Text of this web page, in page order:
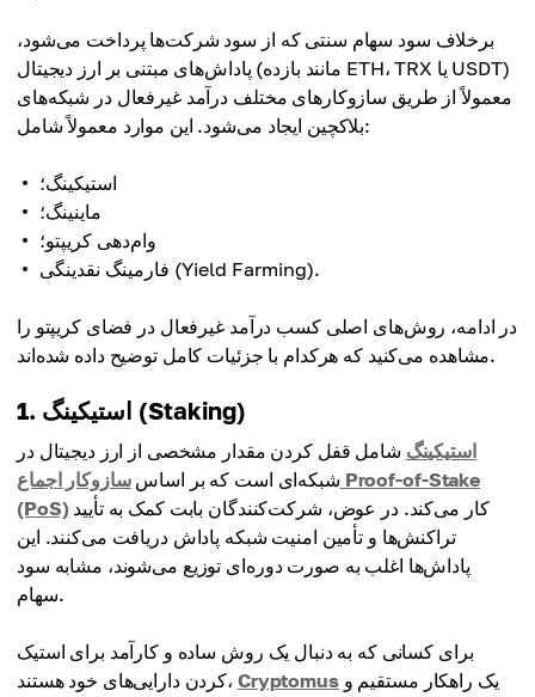
برخلاف سود سهام سنتی که از سود شرکت‌ها پرداخت می‌شود،
پاداش‌های مبتنی بر ارز دیجیتال (مانند بازده ETH، TRX یا USDT)
معمولاً از طریق سازوکارهای مختلف درآمد غیرفعال در شبکه‌های
بلاکچین ایجاد می‌شود. این موارد معمولاً شامل:
استیکینگ؛
ماینینگ؛
وام‌دهی کریپتو؛
فارمینگ نقدینگی (Yield Farming).
در ادامه، روش‌های اصلی کسب درآمد غیرفعال در فضای کریپتو را
مشاهده می‌کنید که هرکدام با جزئیات کامل توضیح داده شده‌اند.
1. استیکینگ (Staking)
استیکینگ شامل قفل کردن مقدار مشخصی از ارز دیجیتال در
شبکه‌ای است که بر اساسسازوکار اجماع Proof-of-Stake
(PoS)
تراکنش‌ها و تأمین امنیت شبکه پاداش دریافت می‌کنند. این
پاداش‌ها اغلب به صورت دوره‌ای توزیع می‌شوند، مشابه سود
سهام.
برای کسانی که به دنبال یک روش ساده و کارآمد برای استیک
کردن دارایی‌های خود هستند، Cryptomusیک راهکار مستقیم و